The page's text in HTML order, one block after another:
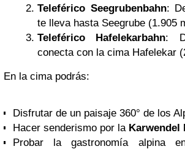
Teleférico Seegrubenbahn:
te lleva hasta Seegrube (1.905
Teleférico Hafelekarbahn:
conecta con la cima Hafelekar
En la cima podrás:
Disfrutar de un paisaje 360° de los
Hacer senderismo por la Karwendel
Probar la gastronomía alpina